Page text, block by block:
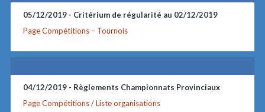
05/12/2019 - Critérium de régularité au 02/12/2019
Page Compétitions – Tournois
04/12/2019 - Règlements Championnats Provinciaux
Page Compétitions / Liste organisations